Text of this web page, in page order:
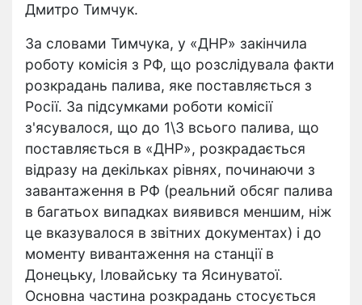
Дмитро Тимчук.
За словами Тимчука, у «ДНР» закінчила
роботу комісія з РФ, що розслідувала факти
розкрадань палива, яке поставляється з
Росії. За підсумками роботи комісії
з'ясувалося, що до 1\3 всього палива, що
поставляється в «ДНР», розкрадається
відразу на декільках рівнях, починаючи з
завантаження в РФ (реальний обсяг палива
в багатьох випадках виявився меншим, ніж
це вказувалося в звітних документах) і до
моменту вивантаження на станції в
Донецьку, Іловайську та Ясинуватої.
Основна частина розкрадань стосується